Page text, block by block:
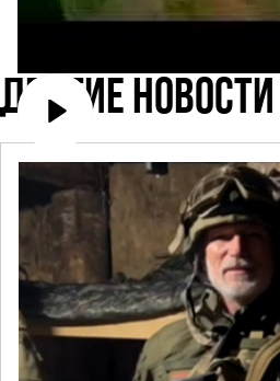
ДРУГИЕ НОВОСТИ